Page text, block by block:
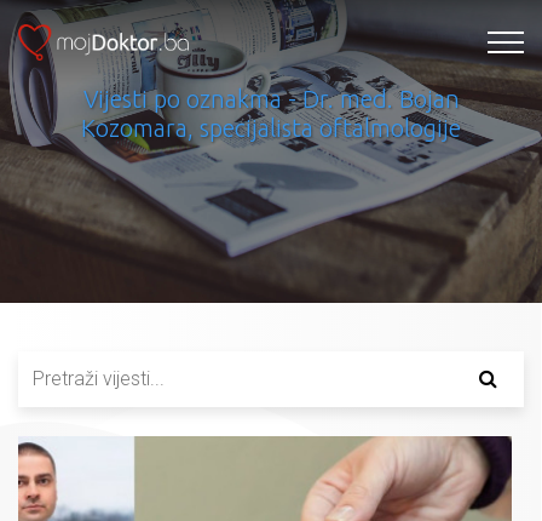
Vijesti po oznakma - Dr. med. Bojan
Kozomara, specijalista oftalmologije